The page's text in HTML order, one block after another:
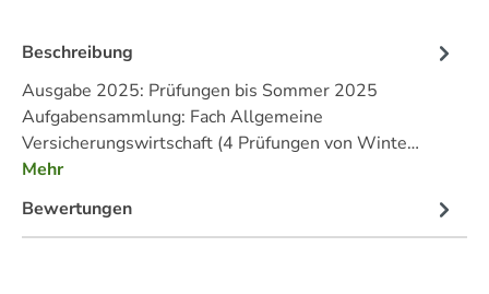
Beschreibung
Ausgabe 2025: Prüfungen bis Sommer 2025
Aufgabensammlung: Fach Allgemeine
Versicherungswirtschaft (4 Prüfungen von Winte…
Mehr
Bewertungen